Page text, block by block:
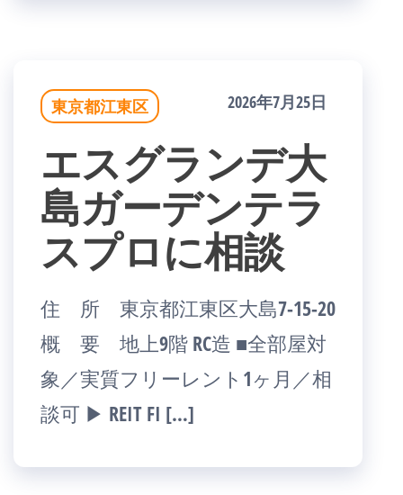
東京都江東区 2026年7月25日
エスグランデ大
島ガーデンテラ
スプロに相談
住 所 東京都江東区大島7-15-20
概 要 地上9階 RC造 ■全部屋対
象／実質フリーレント1ヶ月／相
談可 ▶ REIT FI […]